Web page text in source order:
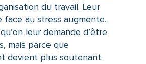
du travail. Leur
face au stress augmente,
leur demande d’être
mais parce que
devient plus soutenant.